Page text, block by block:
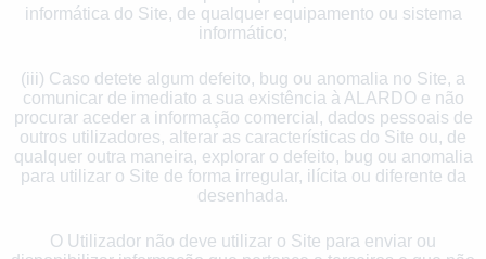
informática do Site, de qualquer equipamento ou sistema
informático;
(iii) Caso detete algum defeito, bug ou anomalia no Site, a
comunicar de imediato a sua existência à ALARDO e não
procurar aceder a informação comercial, dados pessoais de
outros utilizadores, alterar as características do Site ou, de
qualquer outra maneira, explorar o defeito, bug ou anomalia
para utilizar o Site de forma irregular, ilícita ou diferente da
desenhada.
O Utilizador não deve utilizar o Site para enviar ou